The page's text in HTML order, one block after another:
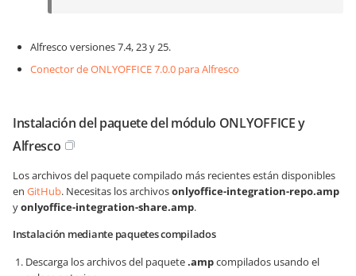
Alfresco versiones 7.4, 23 y 25.
Conector de ONLYOFFICE 7.0.0 para Alfresco
Instalación del paquete del módulo ONLYOFFICE y
Alfresco
Los archivos del paquete compilado más recientes están disponibles
en GitHub. Necesitas los archivosonlyoffice-integration-repo.amp
yonlyoffice-integration-share.amp.
Instalación mediante paquetes compilados
Descarga los archivos del paquete.ampcompilados usando el